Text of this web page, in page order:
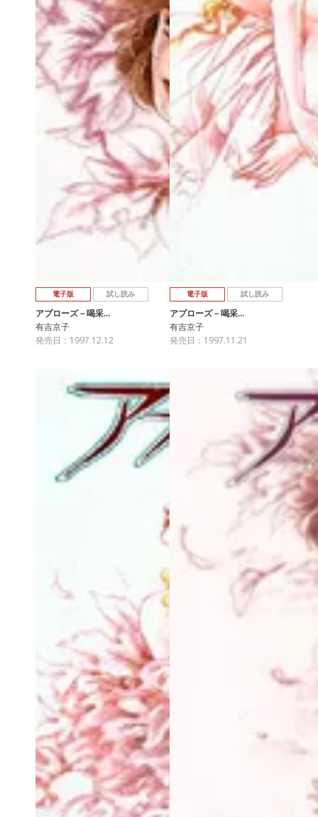
電子版 試し読み
アプローズ－喝采…
有吉京子
発売日：1997.12.12
電子版 試し読み
アプローズ－喝采…
有吉京子
発売日：1997.11.21